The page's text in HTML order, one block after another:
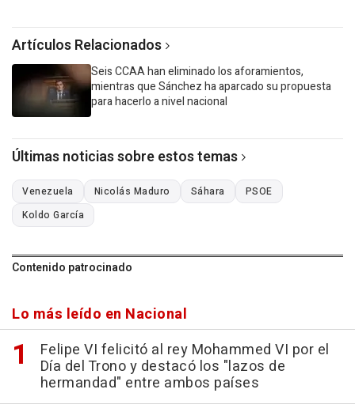
Artículos Relacionados
Seis CCAA han eliminado los aforamientos,
mientras que Sánchez ha aparcado su propuesta
para hacerlo a nivel nacional
Últimas noticias sobre estos temas
Venezuela Nicolás Maduro Sáhara
PSOE
Koldo García
Contenido patrocinado
Lo más leído en Nacional
Felipe VI felicitó al rey Mohammed VI por el
Día del Trono y destacó los "lazos de
hermandad" entre ambos países